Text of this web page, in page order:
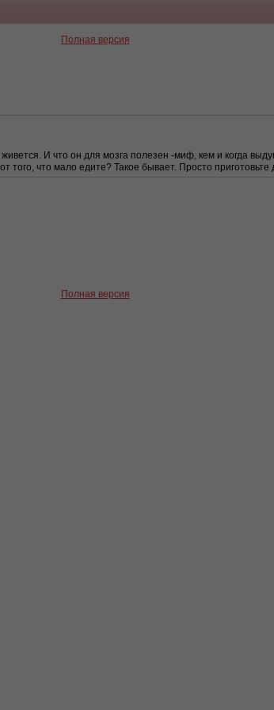
Полная версия
И что он для мозга полезен -миф, кем и когда
что мало едите? Такое бывает. Просто приготовьте
Полная версия